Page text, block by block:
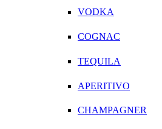
VODKA
COGNAC
TEQUILA
APERITIVO
CHAMPAGNER